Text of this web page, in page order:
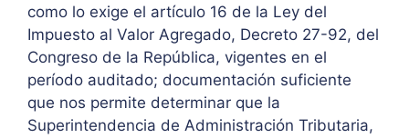
como lo exige el artículo 16 de la Ley del
Impuesto al Valor Agregado, Decreto 27-92, del
Congreso de la República, vigentes en el
período auditado; documentación suficiente
que nos permite determinar que la
Superintendencia de Administración Tributaria,